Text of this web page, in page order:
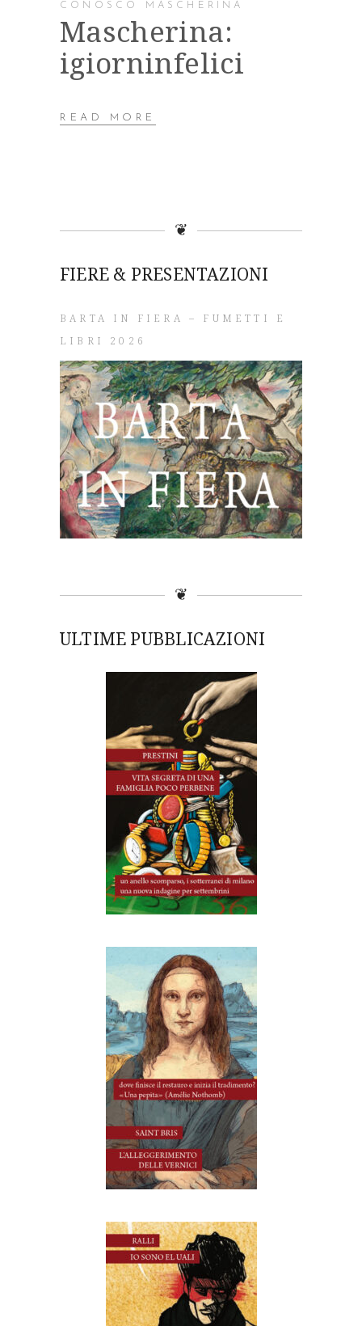
CONOSCO MASCHERINA
Mascherina:
igiorninfelici
READ MORE
❦
FIERE & PRESENTAZIONI
BARTA IN FIERA – FUMETTI E
LIBRI 2026
❦
ULTIME PUBBLICAZIONI